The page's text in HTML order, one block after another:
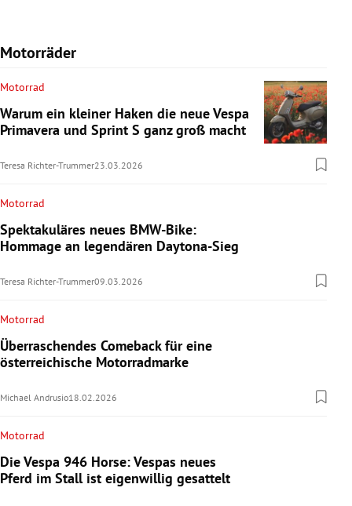
Motorräder
Motorrad
Warum ein kleiner Haken die neue Vespa
Primavera und Sprint S ganz groß macht
Teresa Richter-Trummer23.03.2026
Motorrad
Spektakuläres neues BMW-Bike:
Hommage an legendären Daytona-Sieg
Teresa Richter-Trummer09.03.2026
Motorrad
Überraschendes Comeback für eine
österreichische Motorradmarke
Michael Andrusio18.02.2026
Motorrad
Die Vespa 946 Horse: Vespas neues
Pferd im Stall ist eigenwillig gesattelt